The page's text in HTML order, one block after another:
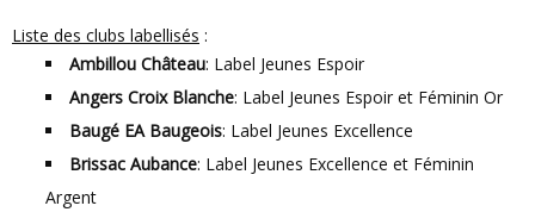
Liste des clubs labellisés :
Ambillou Château: Label Jeunes Espoir
Angers Croix Blanche: Label Jeunes Espoir et Féminin Or
Baugé EA Baugeois: Label Jeunes Excellence
Brissac Aubance: Label Jeunes Excellence et Féminin
Argent